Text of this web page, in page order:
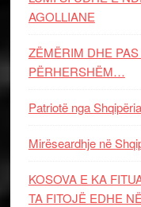
AGOLLIANE
ZËMËRIM DHE
PËRHERSHËM…
Patriotë nga
Mirëseardhje në
KOSOVA E KA
TA FITOJË EDHE